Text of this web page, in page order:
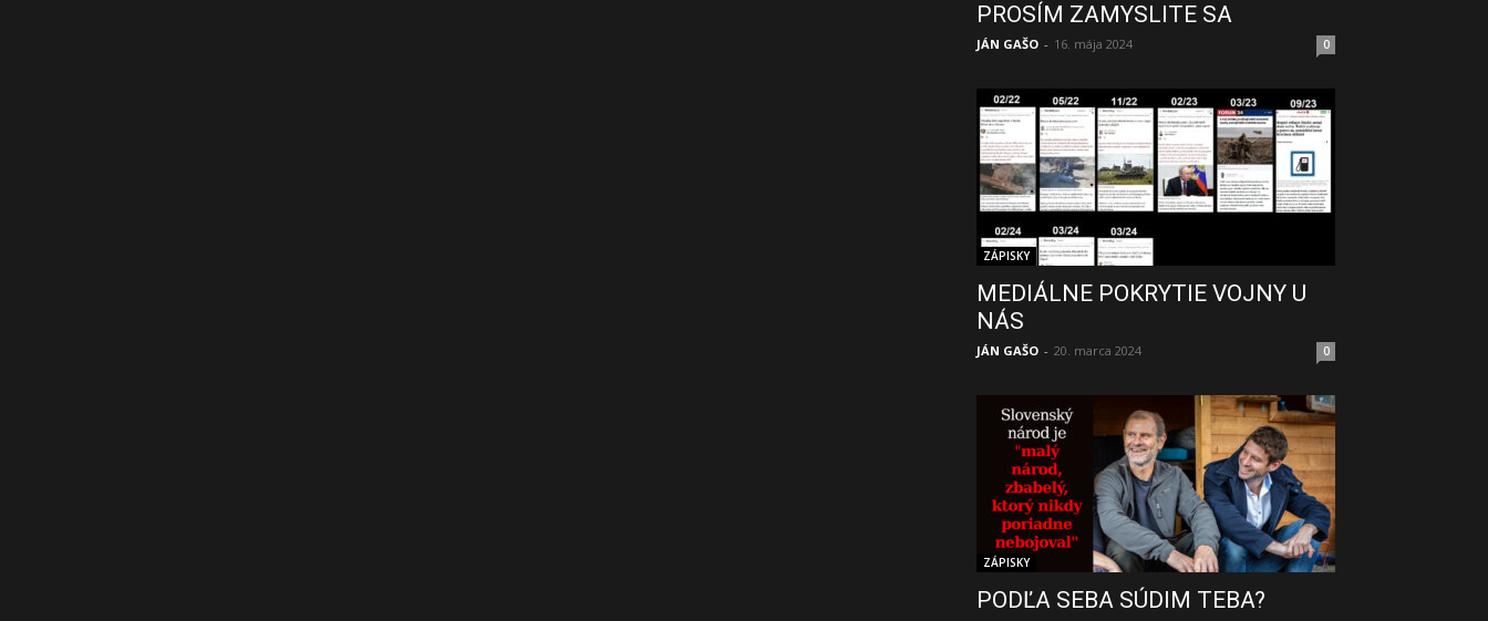
PROSÍM ZAMYSLITE SA
JÁN GAŠO - 16. mája 2024 0
ZÁPISKY
MEDIÁLNE POKRYTIE VOJNY U
NÁS
JÁN GAŠO - 20. marca 2024 0
ZÁPISKY
PODĽA SEBA SÚDIM TEBA?